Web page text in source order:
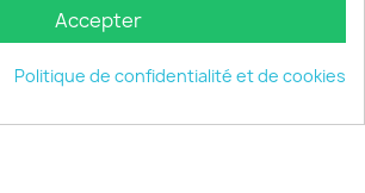
keyboard_arrow_down
Accepter
Politique de confidentialité et de cookies